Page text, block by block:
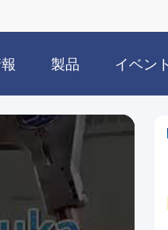
製品 イベント